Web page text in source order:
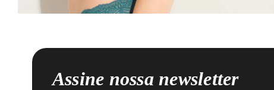
Assine nossa newsletter